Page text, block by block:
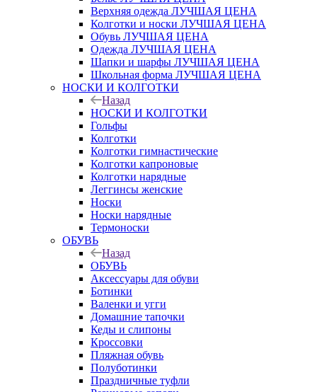
Верхняя одежда ЛУЧШАЯ ЦЕНА
Колготки и носки ЛУЧШАЯ ЦЕНА
Обувь ЛУЧШАЯ ЦЕНА
Одежда ЛУЧШАЯ ЦЕНА
Шапки и шарфы ЛУЧШАЯ ЦЕНА
Школьная форма ЛУЧШАЯ ЦЕНА
НОСКИ И КОЛГОТКИ
Назад
НОСКИ И КОЛГОТКИ
Гольфы
Колготки
Колготки гимнастические
Колготки капроновые
Колготки нарядные
Леггинсы женские
Носки
Носки нарядные
Термоноски
ОБУВЬ
Назад
ОБУВЬ
Аксессуары для обуви
Ботинки
Валенки и угги
Домашние тапочки
Кеды и слипоны
Кроссовки
Пляжная обувь
Полуботинки
Праздничные туфли